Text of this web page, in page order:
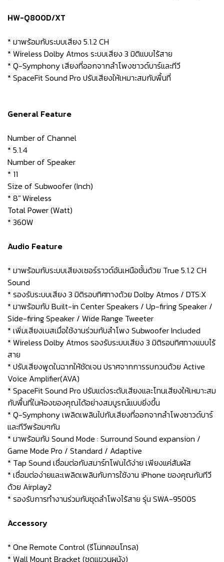
HW-Q800D/XT
* มาพร้อมกับระบบเสียง 5.1.2 CH
* Wireless Dolby Atmos ระบบเสียง 3 มิติแบบไร้สาย
* Q-Symphony เสียงที่ออกจากลำโพงซาวด์บาร์และทีวี
* SpaceFit Sound Pro ปรับเสียงให้เหมาะสมกับพื้นที่
General Feature
Number of Channel
* 5.1.4
Number of Speaker
* 11
Size of Subwoofer (Inch)
* 8" Wireless
Total Power (Watt)
* 360W
Audio Feature
* มาพร้อมกับระบบเสียงเซอร์ราวด์อันเหนือชั้นด้วย True 5.1.2 CH
Sound
* รองรับระบบเสียง 3 มิติรอบทิศทางด้วย Dolby Atmos / DTS:X
* มาพร้อมกับ Built-in Center Speakers / Up-firing Speaker /
Side-firing Speaker / Wide Range Tweeter
* เพิ่มเสียงเบสเมื่อใช้งานร่วมกับลำโพง Subwoofer Included
* Wireless Dolby Atmos รองรับระบบเสียง 3 มิติรอบทิศทางแบบไร้
สาย
* ปรับเสียงพูดในฉากให้ชัดเจน ปราศจากการรบกวนด้วย Active
Voice Amplifier(AVA)
* SpaceFit Sound Pro ปรับแต่งระดับเสียงและโทนเสียงให้เหมาะสม
กับพื้นที่ในห้องของคุณได้อย่างสมบูรณ์แบบยิ่งขึ้น
* Q-Symphony เพลิดเพลินไปกับเสียงที่ออกจากลำโพงซาวด์บาร์
และทีวีพร้อมๆกัน
* มาพร้อมกับ Sound Mode : Surround Sound expansion /
Game Mode Pro / Standard / Adaptive
* Tap Sound เชื่อมต่อกับสมาร์ทโฟนได้ง่าย เพียงแค่สัมผัส
* เชื่อมต่อง่ายและเพลิดเพลินกับการใช้งาน iPhone ของคุณกับทีวี
ด้วย Airplay2
* รองรับการทำงานร่วมกับชุดลำโพงไร้สาย รุ่น SWA-9500S
Accessory
* One Remote Control (รีโมทคอนโทรล)
* Wall Mount Bracket (ชุดแขวนผนัง)